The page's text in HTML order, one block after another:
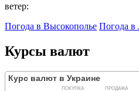
ветер:
Погода в Высокополье Погода в
Курсы валют